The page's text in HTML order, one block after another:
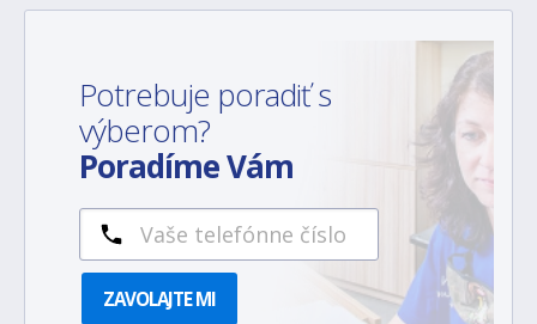
Potrebuje poradiť s
výberom?
Poradíme Vám
ZAVOLAJTE MI